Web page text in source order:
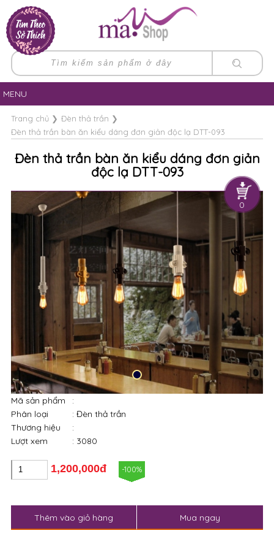
0
MENU
Trang chủ❯ Đèn thả trần ❯
Đèn thả trần bàn ăn kiểu dáng đơn giản độc lạ DTT-093
Đèn thả trần bàn ăn kiểu dáng đơn giản
độc lạ DTT-093
Mã sản phẩm
:
Phân loại
: Đèn thả trần
Thương hiệu
:
Lượt xem
: 3080
1,200,000đ -100%
Thêm vào giỏ hàng Mua ngay